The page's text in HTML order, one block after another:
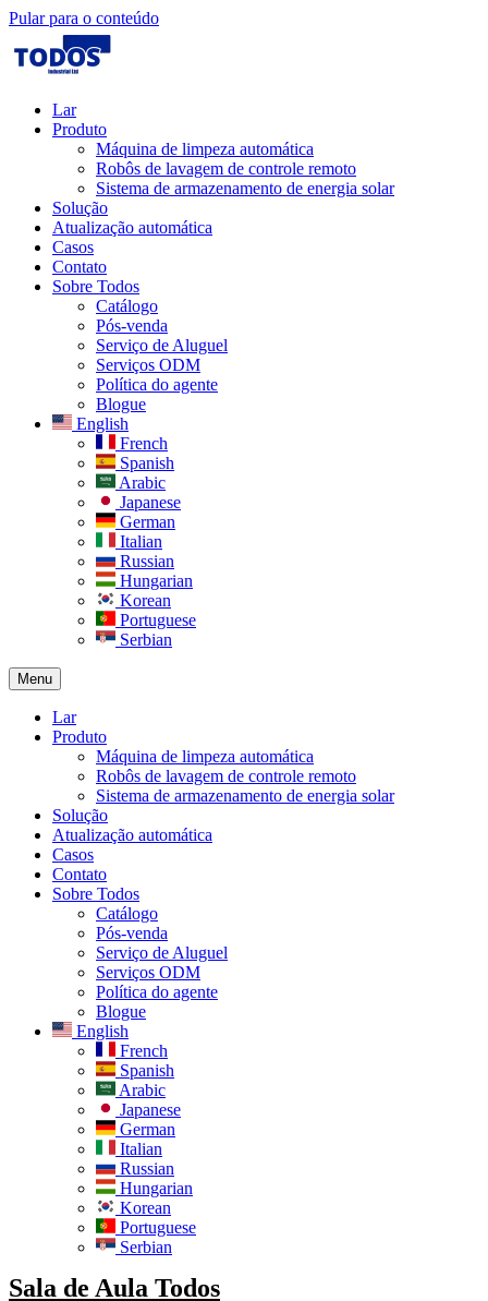
Pular para o conteúdo
Lar
Produto
Máquina de limpeza automática
Robôs de lavagem de controle remoto
Sistema de armazenamento de energia solar
Solução​
Atualização automática
Casos
Contato
Sobre Todos
Catálogo
Pós-venda
Serviço de Aluguel
Serviços ODM
Política do agente
Blogue
English
French
Spanish
Arabic
Japanese
German
Italian
Russian
Hungarian
Korean
Portuguese
Serbian
Menu
Lar
Produto
Máquina de limpeza automática
Robôs de lavagem de controle remoto
Sistema de armazenamento de energia solar
Solução​
Atualização automática
Casos
Contato
Sobre Todos
Catálogo
Pós-venda
Serviço de Aluguel
Serviços ODM
Política do agente
Blogue
English
French
Spanish
Arabic
Japanese
German
Italian
Russian
Hungarian
Korean
Portuguese
Serbian
Sala de Aula Todos